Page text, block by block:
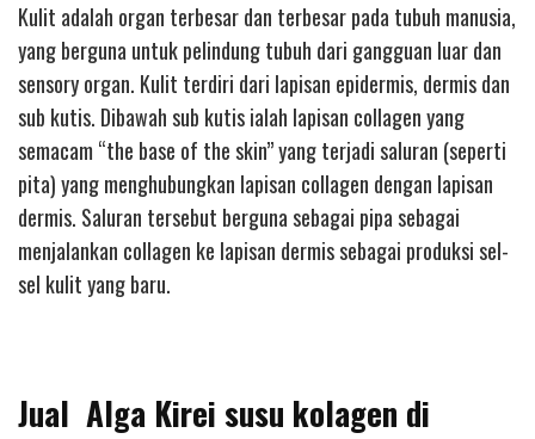
Kulit adalah organ terbesar dan terbesar pada tubuh manusia,
yang berguna untuk pelindung tubuh dari gangguan luar dan
sensory organ. Kulit terdiri dari lapisan epidermis, dermis dan
sub kutis. Dibawah sub kutis ialah lapisan collagen yang
semacam “the base of the skin” yang terjadi saluran (seperti
pita) yang menghubungkan lapisan collagen dengan lapisan
dermis. Saluran tersebut berguna sebagai pipa sebagai
menjalankan collagen ke lapisan dermis sebagai produksi sel-
sel kulit yang baru.
Jual Alga Kirei susu kolagen di